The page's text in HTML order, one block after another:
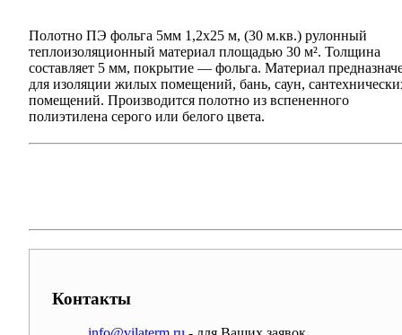
Полотно ПЭ фольга 5мм 1,2х25 м, (30 м.кв.) рулонный
теплоизоляционный материал площадью 30 м². Толщина
составляет 5 мм, покрытие — фольга. Материал
для изоляции жилых помещений, бань, саун,
помещений. Производится полотно из вспененного
полиэтилена серого или белого цвета.
Контакты